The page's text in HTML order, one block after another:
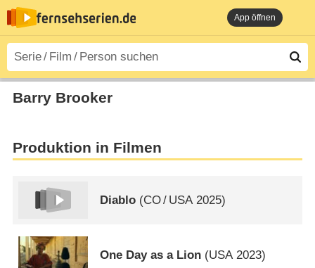
App öffnen
Barry Brooker
Produktion in Filmen
Diablo (CO/ USA2025)
One Day as a Lion (USA2023)